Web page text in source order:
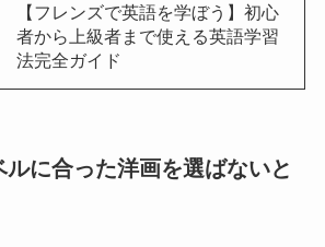
【フレンズで英語を学ぼう】初心
者から上級者まで使える英語学習
法完全ガイド
ルに合った洋画を選ばないと